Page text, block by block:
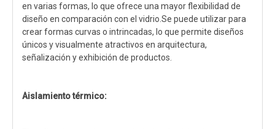
en varias formas, lo que ofrece una mayor flexibilidad de
diseño en comparación con el vidrio.Se puede utilizar para
crear formas curvas o intrincadas, lo que permite diseños
únicos y visualmente atractivos en arquitectura,
señalización y exhibición de productos.
Aislamiento térmico: